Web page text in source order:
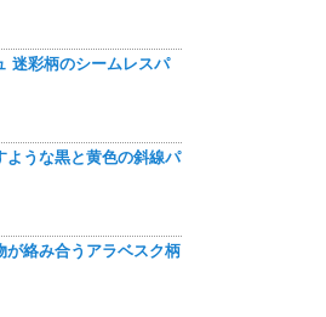
迷彩柄のシームレスパ
ような黒と黄色の斜線パ
が絡み合うアラベスク柄